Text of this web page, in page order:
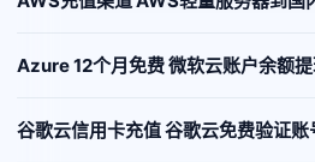
Azure 12个月免费 微软云账户余额
谷歌云信用卡充值 谷歌云免费验证账